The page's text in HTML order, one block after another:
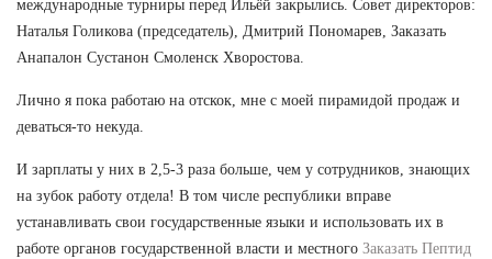
международные турниры перед Ильёй закрылись. Совет директоров:
Наталья Голикова (председатель), Дмитрий Пономарев, Заказать
Анапалон Сустанон Смоленск Хворостова.
Лично я пока работаю на отскок, мне с моей пирамидой продаж и
деваться-то некуда.
И зарплаты у них в 2,5-3 раза больше, чем у сотрудников, знающих
на зубок работу отдела! В том числе республики вправе
устанавливать свои государственные языки и использовать их в
работе органов государственной власти и местного Заказать Пептид